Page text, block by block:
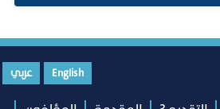
English عربي